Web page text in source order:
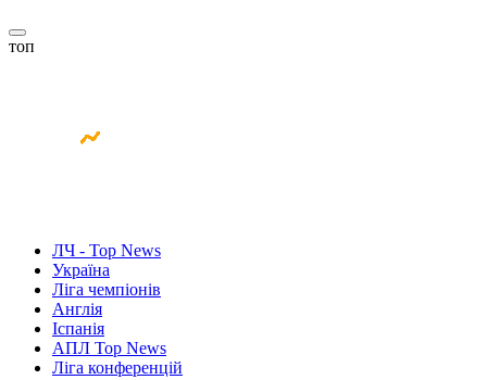
топ
ЛЧ - Top News
Україна
Ліга чемпіонів
Англія
Іспанія
АПЛ Top News
Ліга конференцій